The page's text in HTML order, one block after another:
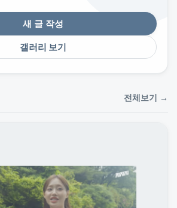
새 글 작성
갤러리 보기
전체보기 →